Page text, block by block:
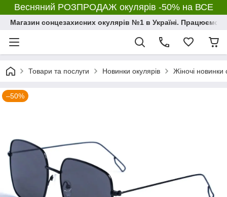
Весняний РОЗПРОДАЖ окулярів -50% на ВСЕ
Магазин сонцезахисних окулярів №1 в Україні. Працюємо з
Товари та послуги Новинки окулярів Жіночі новинки
–50%